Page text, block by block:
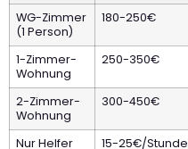
WG-Zimmer
(1 Person)
180-250€
1-Zimmer-
Wohnung
250-350€
2-Zimmer-
Wohnung
300-450€
Nur Helfer
15-25€/Stunde